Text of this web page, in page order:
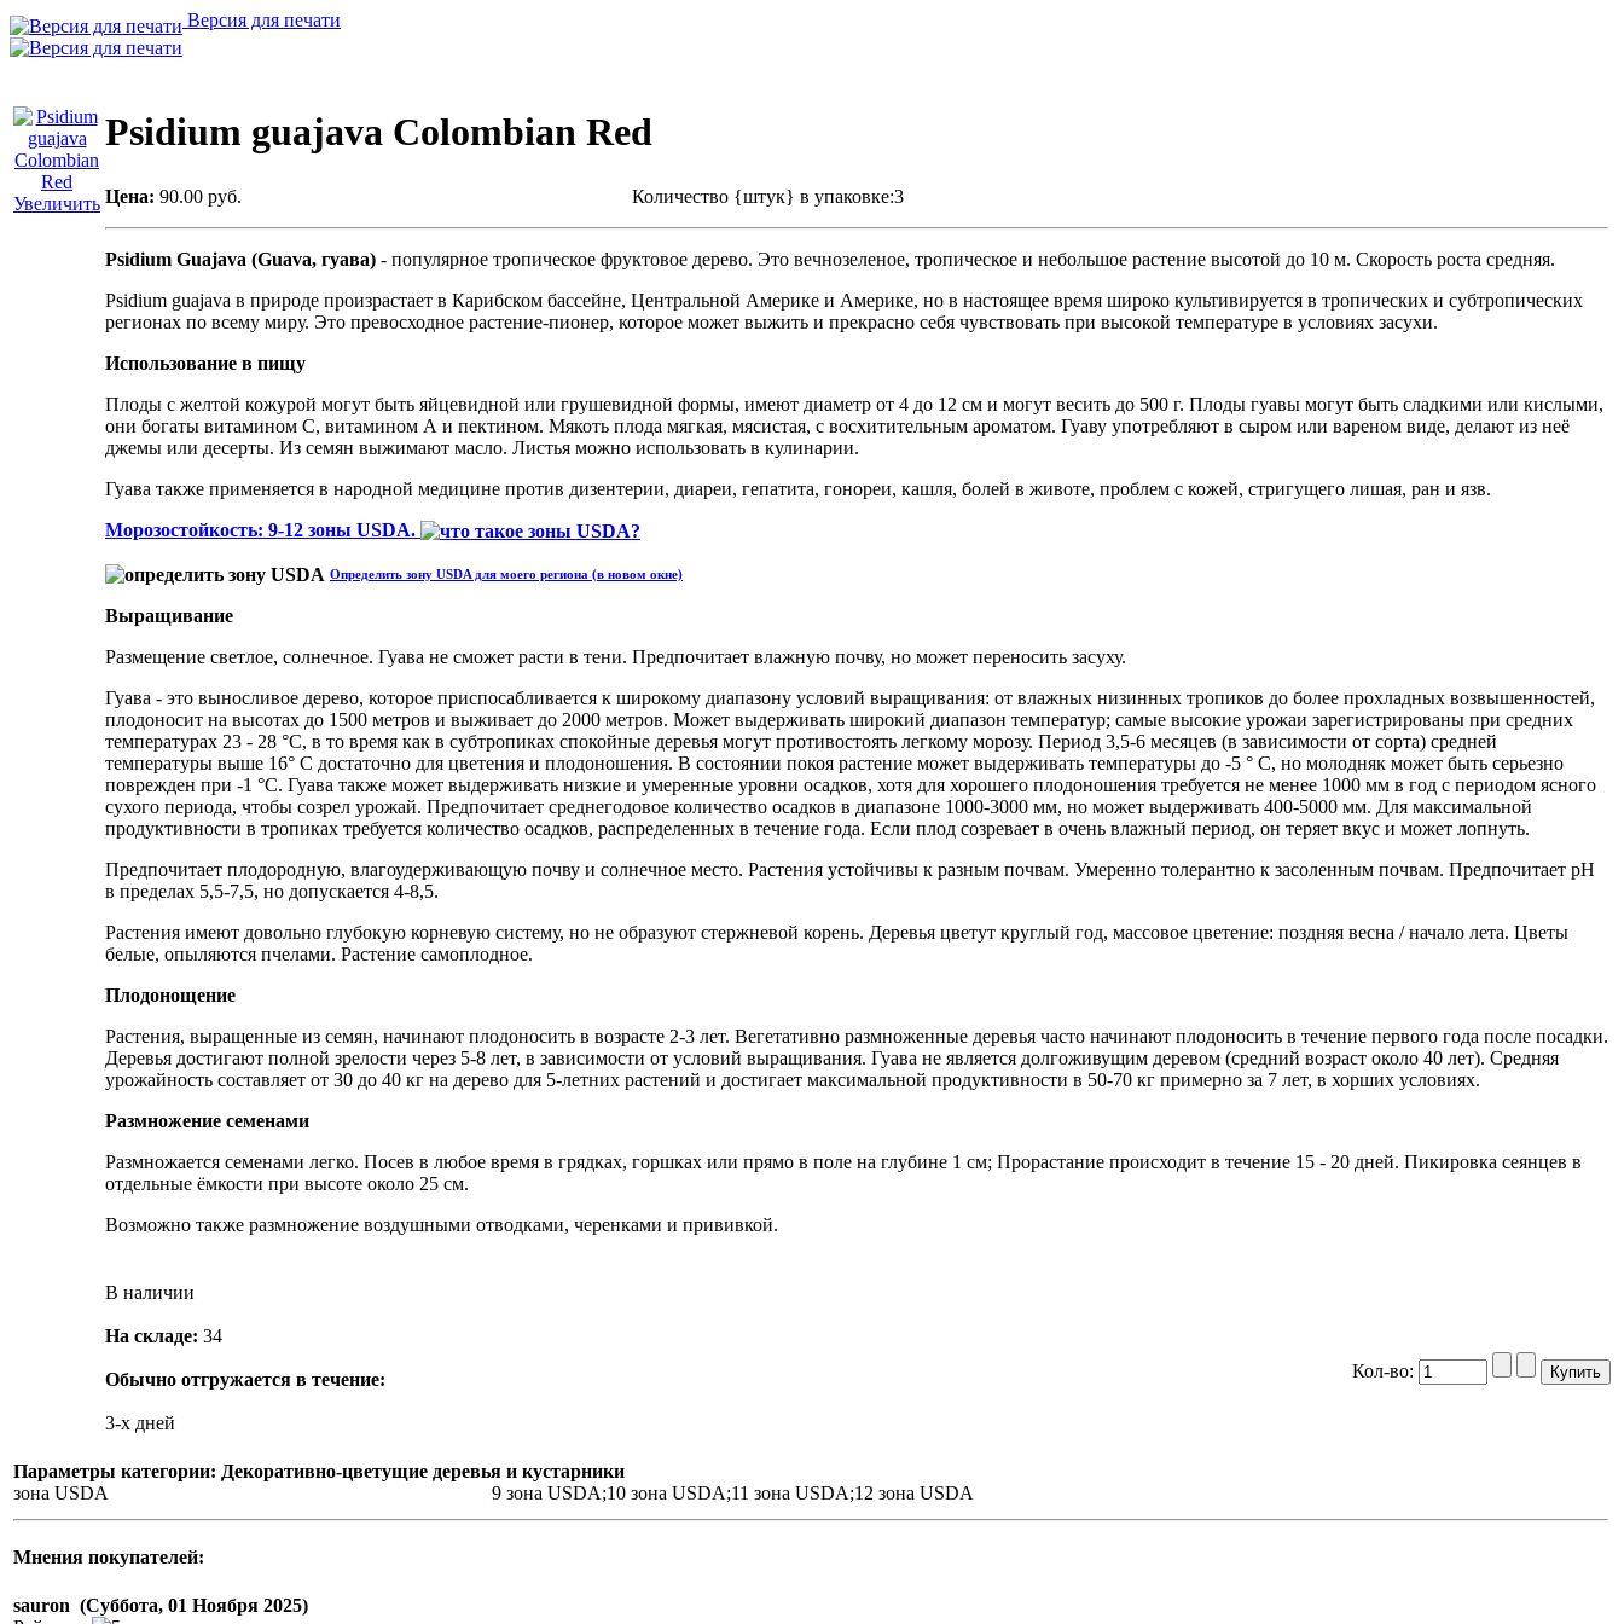
Версия для печати
Увеличить
Psidium guajava Colombian Red
Цена: 90.00 руб. Количество {штук} в упаковке:3
Psidium Guajava (Guava, гуава) - популярное тропическое фруктовое дерево. Это вечнозеленое, тропическое и небольшое растение высотой до 10 м. Скорость роста средняя.
Psidium guajava в природе произрастает в Карибском бассейне, Центральной Америке и Америке, но в настоящее время широко культивируется в тропических и субтропических
регионах по всему миру. Это превосходное растение-пионер, которое может выжить и прекрасно себя чувствовать при высокой температуре в условиях засухи.
Использование в пищу
Плоды с желтой кожурой могут быть яйцевидной или грушевидной формы, имеют диаметр от 4 до 12 см и могут весить до 500 г. Плоды гуавы могут быть сладкими или кислыми,
они богаты витамином С, витамином А и пектином. Мякоть плода мягкая, мясистая, с восхитительным ароматом. Гуаву употребляют в сыром или вареном виде, делают из неё
джемы или десерты. Из семян выжимают масло. Листья можно использовать в кулинарии.
Гуава также применяется в народной медицине против дизентерии, диареи, гепатита, гонореи, кашля, болей в животе, проблем с кожей, стригущего лишая, ран и язв.
Морозостойкость: 9-12 зоны USDA.
Определить зону USDA для моего региона (в новом окне)
Выращивание
Размещение светлое, солнечное. Гуава не сможет расти в тени. Предпочитает влажную почву, но может переносить засуху.
Гуава - это выносливое дерево, которое приспосабливается к широкому диапазону условий выращивания: от влажных низинных тропиков до более прохладных возвышенностей,
плодоносит на высотах до 1500 метров и выживает до 2000 метров. Может выдерживать широкий диапазон температур; самые высокие урожаи зарегистрированы при средних
температурах 23 - 28 °C, в то время как в субтропиках спокойные деревья могут противостоять легкому морозу. Период 3,5-6 месяцев (в зависимости от сорта) средней
температуры выше 16° C достаточно для цветения и плодоношения. В состоянии покоя растение может выдерживать температуры до -5 ° С, но молодняк может быть серьезно
поврежден при -1 °С. Гуава также может выдерживать низкие и умеренные уровни осадков, хотя для хорошего плодоношения требуется не менее 1000 мм в год с периодом ясного
сухого периода, чтобы созрел урожай. Предпочитает среднегодовое количество осадков в диапазоне 1000-3000 мм, но может выдерживать 400-5000 мм. Для максимальной
продуктивности в тропиках требуется количество осадков, распределенных в течение года. Если плод созревает в очень влажный период, он теряет вкус и может лопнуть.
Предпочитает плодородную, влагоудерживающую почву и солнечное место. Растения устойчивы к разным почвам. Умеренно толерантно к засоленным почвам. Предпочитает рН
в пределах 5,5-7,5, но допускается 4-8,5.
Растения имеют довольно глубокую корневую систему, но не образуют стержневой корень. Деревья цветут круглый год, массовое цветение: поздняя весна / начало лета. Цветы
белые, опыляются пчелами. Растение самоплодное.
Плодонощение
Растения, выращенные из семян, начинают плодоносить в возрасте 2-3 лет. Вегетативно размноженные деревья часто начинают плодоносить в течение первого года после посадки.
Деревья достигают полной зрелости через 5-8 лет, в зависимости от условий выращивания. Гуава не является долгоживущим деревом (средний возраст около 40 лет). Средняя
урожайность составляет от 30 до 40 кг на дерево для 5-летних растений и достигает максимальной продуктивности в 50-70 кг примерно за 7 лет, в хорших условиях.
Размножение семенами
Размножается семенами легко. Посев в любое время в грядках, горшках или прямо в поле на глубине 1 см; Прорастание происходит в течение 15 - 20 дней. Пикировка сеянцев в
отдельные ёмкости при высоте около 25 см.
Возможно также размножение воздушными отводками, черенками и прививкой.
В наличии
На складе: 34
Обычно отгружается в течение:
3-х дней
Кол-во:
Параметры категории: Декоративно-цветущие деревья и кустарники
зона USDA
9 зона USDA;10 зона USDA;11 зона USDA;12 зона USDA
Мнения покупателей:
sauron (Суббота, 01 Ноября 2025)